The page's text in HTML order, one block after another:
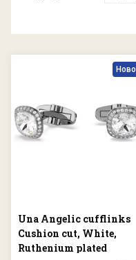
Ново
Una Angelic cufflinks
Cushion cut, White,
Ruthenium plated